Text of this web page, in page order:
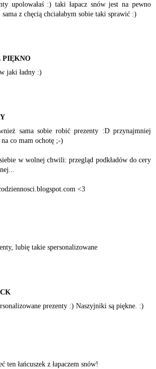
upolowałaś :) taki łapacz snów jest na pewno
z chęcią chciałabym sobie taki sprawić :)
PIĘKNO
jaki ładny :)
sama sobie robić prezenty :D przynajmniej
co mam ochotę ;-)
w wolnej chwili: przegląd podkładów do cery
<3
lubię takie spersonalizowane
prezenty :) Naszyjniki są piękne. :)
ten łańcuszek z łapaczem snów!